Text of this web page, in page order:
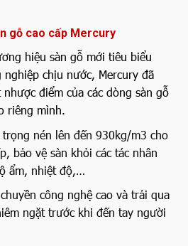
gỗ cao cấp Mercury
hiệu sàn gỗ mới tiêu biểu
chịu nước, Mercury đã
điểm của các dòng sàn gỗ
riêng mình.
nén lên đến 930kg/m3 cho
bảo vệ sàn khỏi các tác nhân
ẩm, nhiệt độ,…
công nghệ cao và trải qua
ngặt trước khi đến tay người